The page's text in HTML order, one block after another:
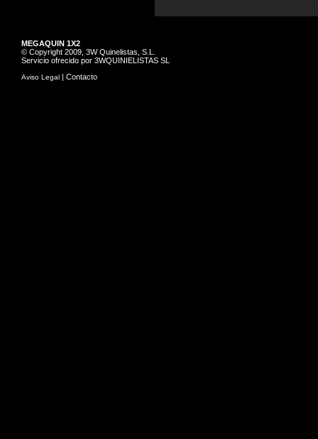
MEGAQUIN 1X2
© Copyright 2009, 3W Quinelistas, S.L.
Servicio ofrecido por 3WQUINIELISTAS SL
Aviso Legal | Contacto